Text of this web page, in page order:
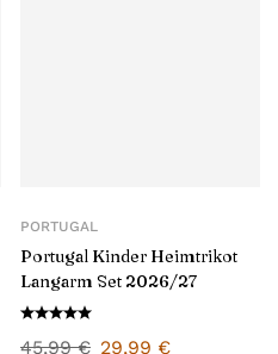
PORTUGAL
Portugal Kinder Heimtrikot
Langarm Set 2026/27
45,99€ 29,99 €